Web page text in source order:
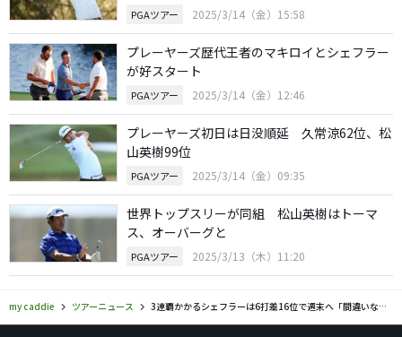
PGAツアー 2025/3/14（金）15:58
プレーヤーズ歴代王者のマキロイとシェフラー
が好スタート
PGAツアー 2025/3/14（金）12:46
プレーヤーズ初日は日没順延 久常涼62位、松
山英樹99位
PGAツアー 2025/3/14（金）09:35
世界トップスリーが同組 松山英樹はトーマ
ス、オーバーグと
PGAツアー 2025/3/13（木）11:20
my caddie ツアーニュース 3連覇かかるシェフラーは6打差16位で週末へ「間違いなくチャンスはある」